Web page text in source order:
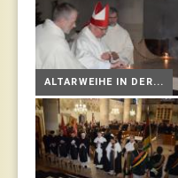
ALTARWEIHE IN DER...